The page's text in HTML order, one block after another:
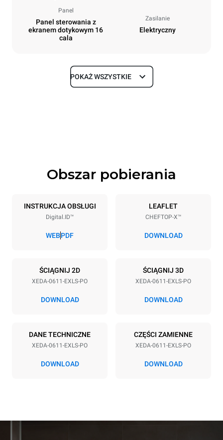
Panel
Panel sterowania z
ekranem dotykowym 16
cala
Zasilanie
Elektryczny
Rozmiar
Specyfikacje blach
6 GN 1/1
Rozstaw blach
380-415V 3N~ / 220-240V
3~ / 220-240V 1~
11,6 kW
50 / 60 Hz NIE ZAWIERA
wyprodukowane przez piec.
POKAŻ WSZYSTKIE
Obszar pobierania
INSTRUKCJA OBSŁUGI
Digital.ID™
WEBPDF
LEAFLET
CHEFTOP-X™
DOWNLOAD
ŚCIĄGNIJ 2D
XEDA-0611-EXLS-PO
DOWNLOAD
ŚCIĄGNIJ 3D
XEDA-0611-EXLS-PO
DOWNLOAD
DANE TECHNICZNE
XEDA-0611-EXLS-PO
DOWNLOAD
CZĘŚCI ZAMIENNE
XEDA-0611-EXLS-PO
DOWNLOAD